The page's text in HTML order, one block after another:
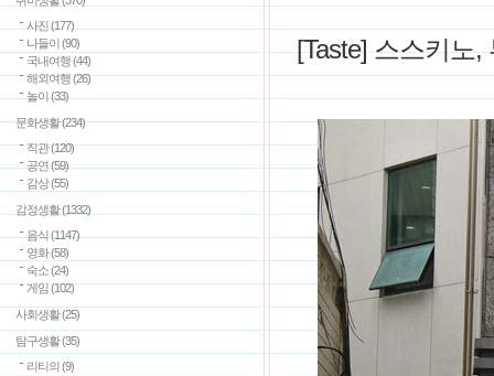
[Taste] 스스키노,
사진(177)
나들이(90)
국내여행(44)
해외여행(26)
놀이(33)
문화생활(234)
직관(120)
공연(59)
감상(55)
감정생활(1332)
음식(1147)
영화(58)
숙소(24)
게임(102)
사회생활(25)
탐구생활(35)
리티의(9)